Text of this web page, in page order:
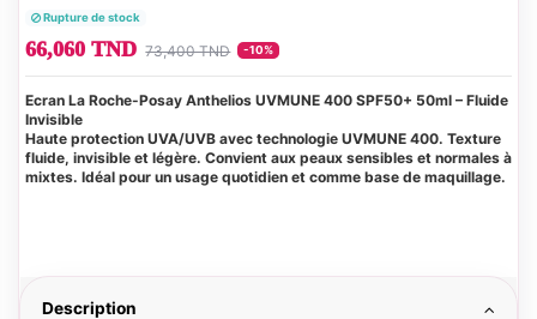
Rupture de stock
66,060 TND 73,400 TND -10%
Ecran La Roche-Posay Anthelios UVMUNE 400 SPF50+ 50ml – Fluide
Invisible
Haute protection UVA/UVB avec technologie UVMUNE 400. Texture
fluide, invisible et légère. Convient aux peaux sensibles et normales à
mixtes. Idéal pour un usage quotidien et comme base de maquillage.
Description